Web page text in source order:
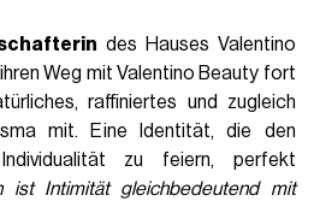
des Hauses Valentino
ihren Weg mit Valentino Beauty fort
raffiniertes und zugleich
mit. Eine Identität, die den
zu feiern, perfekt
ist Intimität gleichbedeutend mit